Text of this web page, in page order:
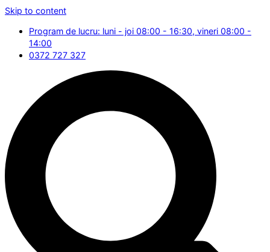
Skip to content
Program de lucru: luni - joi 08:00 - 16:30, vineri 08:00 -
14:00
0372 727 327